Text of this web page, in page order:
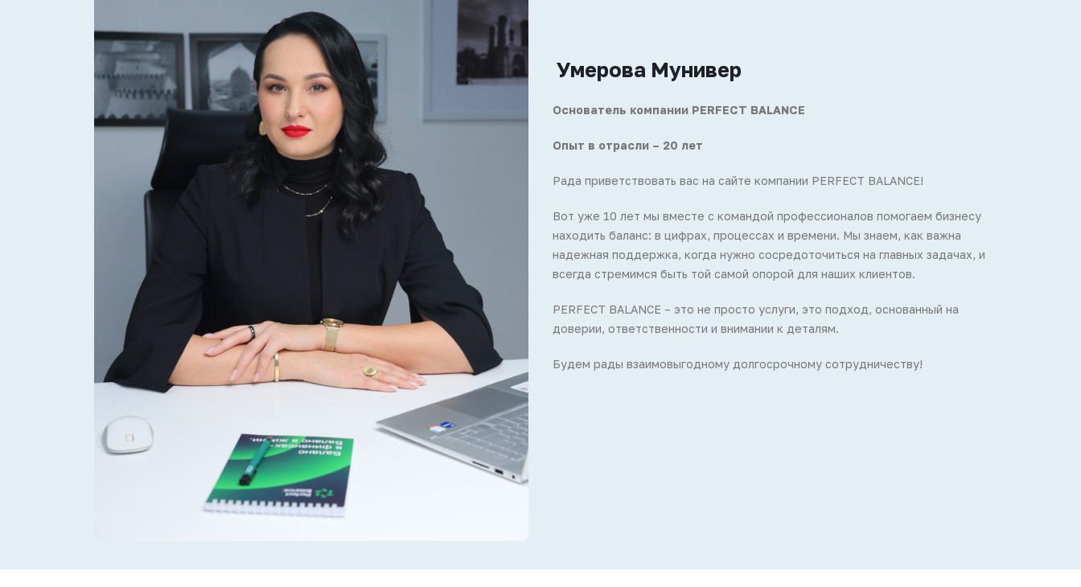
Умерова Мунивер
Основатель компании PERFECT BALANCE
Опыт в отрасли – 20 лет
Рада приветствовать вас на сайте компании PERFECT BALANCE!
Вот уже 10 лет мы вместе с командой профессионалов помогаем бизнесу
находить баланс: в цифрах, процессах и времени. Мы знаем, как важна
надежная поддержка, когда нужно сосредоточиться на главных задачах, и
всегда стремимся быть той самой опорой для наших клиентов.
PERFECT BALANCE – это не просто услуги, это подход, основанный на
доверии, ответственности и внимании к деталям.
Будем рады взаимовыгодному долгосрочному сотрудничеству!